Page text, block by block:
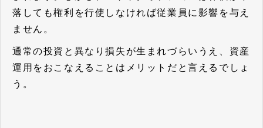
落しても権利を行使しなければ従業員に影響を与え
ません。
通常の投資と異なり損失が生まれづらいうえ、資産
運用をおこなえることはメリットだと言えるでしょ
う。